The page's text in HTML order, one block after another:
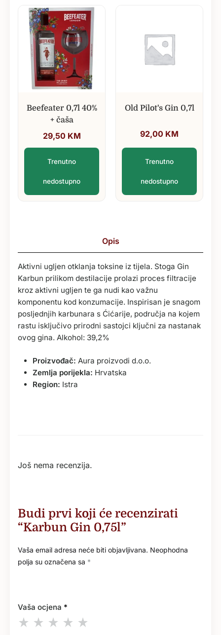
Beefeater 0,7l 40%
+ čaša
29,50 KM
Trenutno
nedostupno
Old Pilot's Gin 0,7l
92,00 KM
Trenutno
nedostupno
Opis
Aktivni ugljen otklanja toksine iz tijela. Stoga Gin
Karbun prilikom destilacije prolazi proces filtracije
kroz aktivni ugljen te ga nudi kao važnu
komponentu kod konzumacije. Inspirisan je snagom
posljednjih karbunara s Ćićarije, područja na kojem
rastu isključivo prirodni sastojci ključni za nastanak
ovog gina. Alkohol: 39,2%
Proizvođač: Aura proizvodi d.o.o.
Zemlja porijekla: Hrvatska
Region: Istra
Još nema recenzija.
Budi prvi koji će recenzirati
“Karbun Gin 0,75l”
Vaša email adresa neće biti objavljivana. Neophodna
polja su označena sa *
Vaša ocjena *